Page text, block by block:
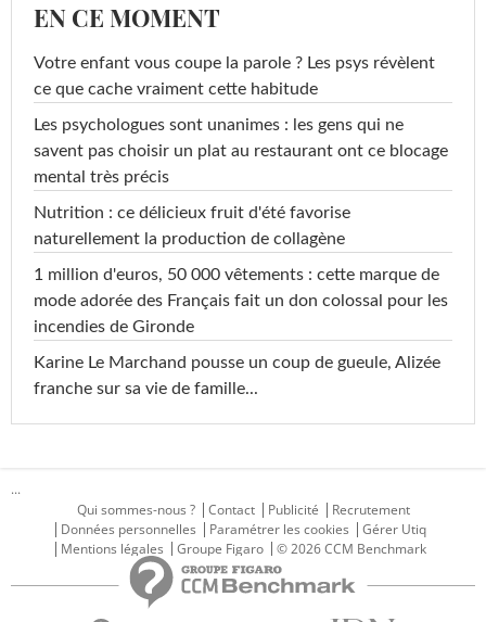
EN CE MOMENT
Votre enfant vous coupe la parole ? Les psys révèlent
ce que cache vraiment cette habitude
Les psychologues sont unanimes : les gens qui ne
savent pas choisir un plat au restaurant ont ce blocage
mental très précis
Nutrition : ce délicieux fruit d'été favorise
naturellement la production de collagène
1 million d'euros, 50 000 vêtements : cette marque de
mode adorée des Français fait un don colossal pour les
incendies de Gironde
Karine Le Marchand pousse un coup de gueule, Alizée
franche sur sa vie de famille...
...
Qui sommes-nous ?
Contact Publicité
Recrutement
Données personnelles
Paramétrer les cookies
Gérer Utiq
Mentions légales
Groupe Figaro © 2026 CCM Benchmark